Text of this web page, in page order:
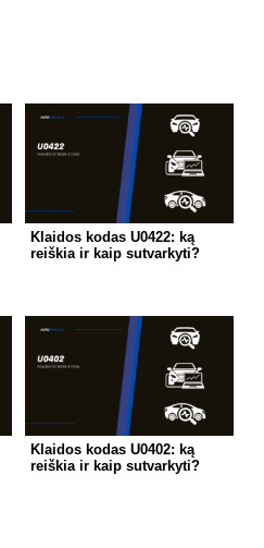
Klaidos kodas U0422: ką
reiškia ir kaip sutvarkyti?
Klaidos kodas U0402: ką
reiškia ir kaip sutvarkyti?